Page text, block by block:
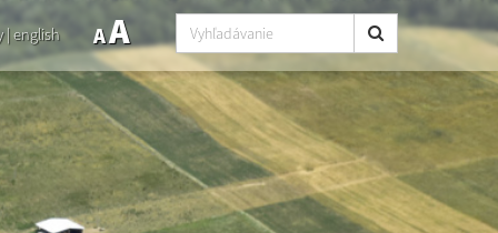
|english AA